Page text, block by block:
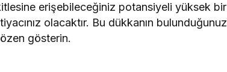
erişebileceğiniz potansiyeli yüksek bir
olacaktır. Bu dükkanın bulunduğunuz
gösterin.